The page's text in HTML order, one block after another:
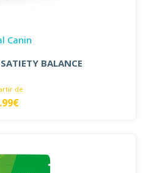
Canin
BALANCE
de